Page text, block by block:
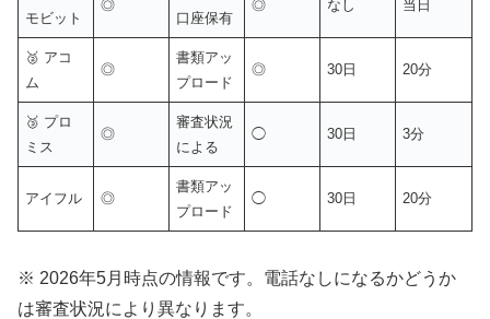
モビット
◎
口座保有
◎ なし 当日
🥈 アコ
ム
◎
書類アッ
プロード
◎ 30日 20分
🥉 プロ
ミス
◎
審査状況
による
◯ 30日 3分
アイフル ◎
書類アッ
プロード
◯ 30日 20分
※ 2026年5月時点の情報です。電話なしになるかどうか
は審査状況により異なります。